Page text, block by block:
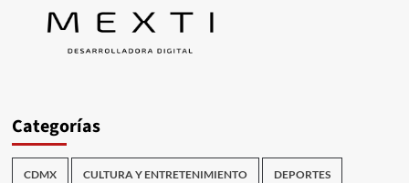
Categorías
CDMX CULTURA Y ENTRETENIMIENTO DEPORTES